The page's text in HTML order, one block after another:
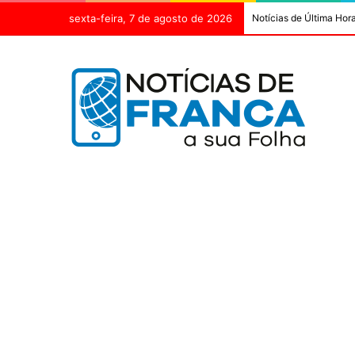
sexta-feira, 7 de agosto de 2026 Notícias de Última